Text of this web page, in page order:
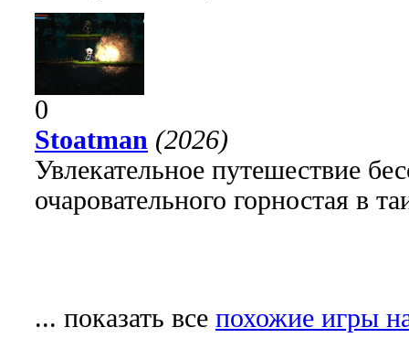
0
Stoatman (2026)
Увлекательное путешествие
очаровательного горностая в
... показать все похожие игры